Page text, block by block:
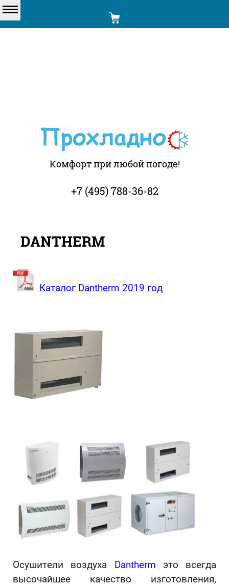
Комфорт при любой погоде!
+7 (495) 788-36-82
DANTHERM
Каталог Dantherm 2019 год
Осушители воздуха Dantherm это всегда
высочайшее качество изготовления,